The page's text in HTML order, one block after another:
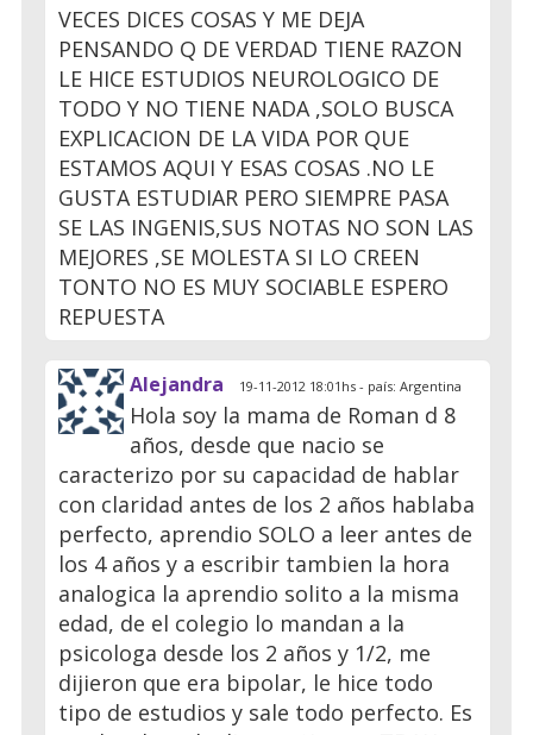
VECES DICES COSAS Y ME DEJA
PENSANDO Q DE VERDAD TIENE RAZON
LE HICE ESTUDIOS NEUROLOGICO DE
TODO Y NO TIENE NADA ,SOLO BUSCA
EXPLICACION DE LA VIDA POR QUE
ESTAMOS AQUI Y ESAS COSAS .NO LE
GUSTA ESTUDIAR PERO SIEMPRE PASA
SE LAS INGENIS,SUS NOTAS NO SON LAS
MEJORES ,SE MOLESTA SI LO CREEN
TONTO NO ES MUY SOCIABLE ESPERO
REPUESTA
Alejandra 19-11-2012 18:01hs - país: Argentina
Hola soy la mama de Roman d 8
años, desde que nacio se
caracterizo por su capacidad de hablar
con claridad antes de los 2 años hablaba
perfecto, aprendio SOLO a leer antes de
los 4 años y a escribir tambien la hora
analogica la aprendio solito a la misma
edad, de el colegio lo mandan a la
psicologa desde los 2 años y 1/2, me
dijieron que era bipolar, le hice todo
tipo de estudios y sale todo perfecto. Es